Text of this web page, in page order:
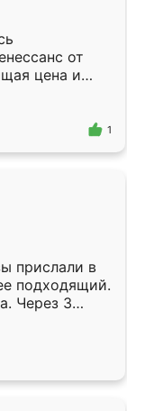
от
цена и
Приехавший
1
прислали в
подходящий.
Через 3
Остались